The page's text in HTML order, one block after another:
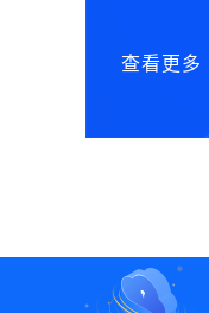
查看更多